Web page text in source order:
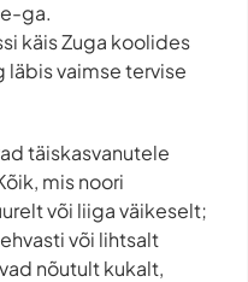
ga.
käis Zuga koolides
läbis vaimse tervise
täiskasvanutele
mis noori
või liiga väikeselt;
või lihtsalt
nõutult kukalt,